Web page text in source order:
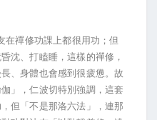
在禪修功課上都很用功；但
沈、打瞌睡，這樣的禪修，
、身體也會感到很疲憊。故
」，仁波切特別強調，這套
但「不是那洛六法」，連那